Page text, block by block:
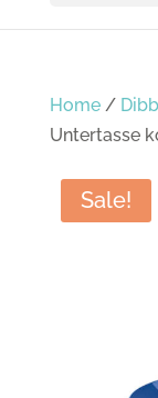
Home/
Untertasse
Sale!